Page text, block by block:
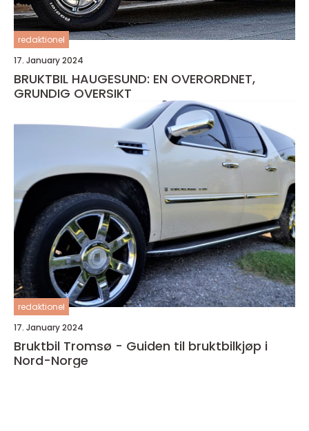
redaktionel
17. January 2024
BRUKTBIL HAUGESUND: EN OVERORDNET,
GRUNDIG OVERSIKT
redaktionel
17. January 2024
Bruktbil Tromsø - Guiden til bruktbilkjøp i
Nord-Norge